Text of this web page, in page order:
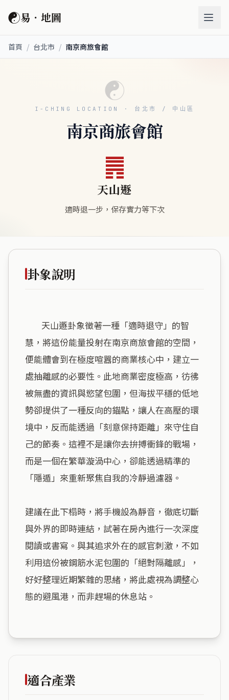
☯易．地圖
首頁 / 台北市 / 南京商旅會館
☯
I-CHING LOCATION · 台北市 / 中山區
南京商旅會館
䷠
天山遯
適時退一步，保存實力等下次
卦象說明
慧，將這份能量投射在南京商旅會館的空間，
便能體會到在極度喧囂的商業核心中，建立一
處抽離感的必要性。此地商業密度極高，彷彿
被無盡的資訊與慾望包圍，但海拔平穩的低地
勢卻提供了一種反向的錨點，讓人在高壓的環
境中，反而能透過「刻意保持距離」來守住自
己的節奏。這裡不是讓你去拚搏衝鋒的戰場，
而是一個在繁華漩渦中心，卻能透過精準的
「隱遁」來重新聚焦自我的冷靜過濾器。
建議在此下榻時，將手機設為靜音，徹底切斷
與外界的即時連結，試著在房內進行一次深度
閱讀或書寫。與其追求外在的感官刺激，不如
利用這份被鋼筋水泥包圍的「絕對隔離感」，
好好整理近期繁雜的思緒，將此處視為調整心
態的避風港，而非趕場的休息站。
適合產業